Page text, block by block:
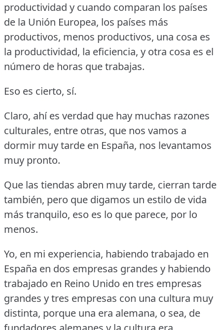
productividad y cuando comparan los países
de la Unión Europea, los países más
productivos, menos productivos, una cosa es
la productividad, la eficiencia, y otra cosa es el
número de horas que trabajas.
Eso es cierto, sí.
Claro, ahí es verdad que hay muchas razones
culturales, entre otras, que nos vamos a
dormir muy tarde en España, nos levantamos
muy pronto.
Que las tiendas abren muy tarde, cierran tarde
también, pero que digamos un estilo de vida
más tranquilo, eso es lo que parece, por lo
menos.
Yo, en mi experiencia, habiendo trabajado en
España en dos empresas grandes y habiendo
trabajado en Reino Unido en tres empresas
grandes y tres empresas con una cultura muy
distinta, porque una era alemana, o sea, de